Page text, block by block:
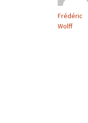
Frédéric
Wolff